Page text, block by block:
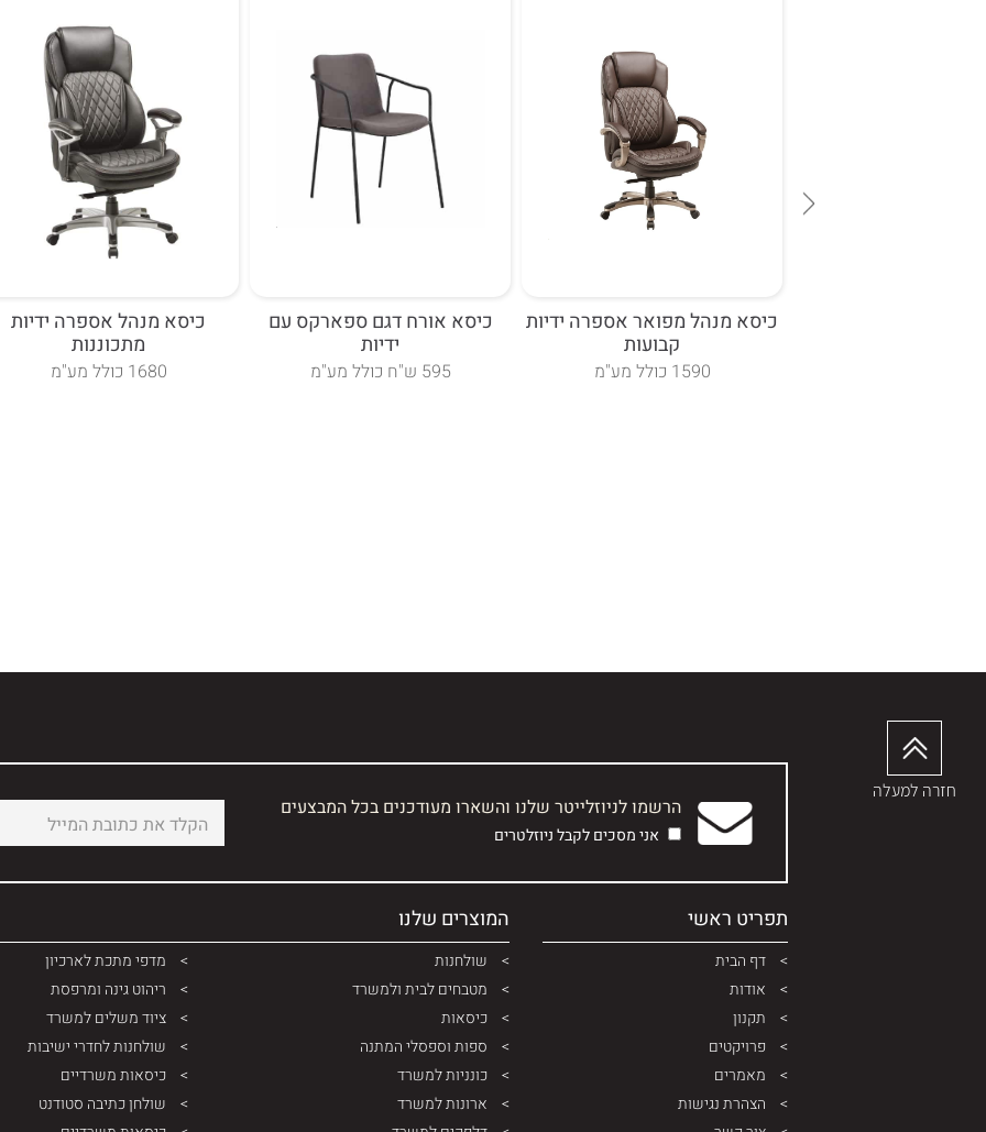
כיסא מנהל מפואר אספרה ידיות
קבועות
1590 כולל מע"מ
כיסא אורח דגם ספארקס עם
ידיות
595 ש"ח כולל מע"מ
כיסא מנהל אספרה ידיות
מתכוננות
1680 כולל מע"מ
חזרה למעלה
הרשמו לניוזלייטר שלנו והשארו מעודכנים בכל המבצעים
אני מסכים לקבל ניוזלטרים
תפריט ראשי
דף הבית
אודות
תקנון
פרויקטים
מאמרים
הצהרת נגישות
המוצרים שלנו
שולחנות
מטבחים לבית ולמשרד
כיסאות
ספות וספסלי המתנה
כונניות למשרד
ארונות למשרד
מדפי מתכת לארכיון
ריהוט גינה ומרפסת
ציוד משלים למשרד
שולחנות לחדרי ישיבות
כיסאות משרדיים
שולחן כתיבה סטודנט